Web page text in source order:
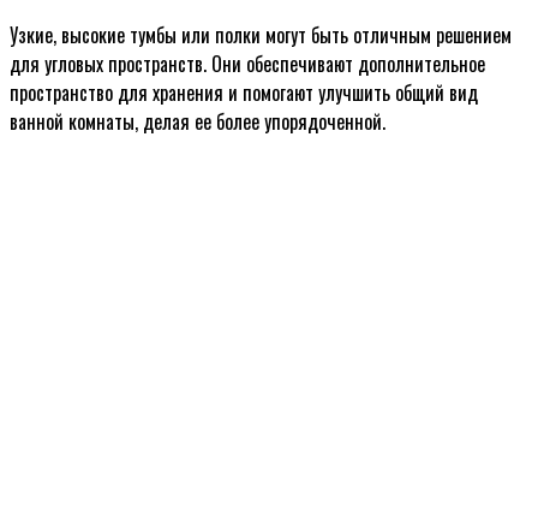
Узкие, высокие тумбы или полки могут быть отличным решением
для угловых пространств. Они обеспечивают дополнительное
пространство для хранения и помогают улучшить общий вид
ванной комнаты, делая ее более упорядоченной.